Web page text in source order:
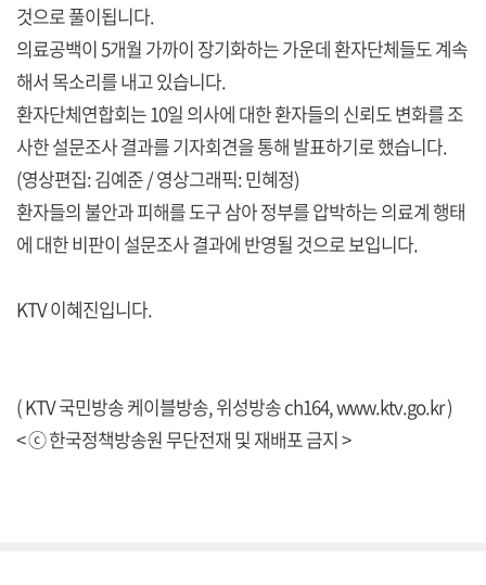
것으로 풀이됩니다.
의료공백이 5개월 가까이 장기화하는 가운데 환자단체들도 계속
해서 목소리를 내고 있습니다.
환자단체연합회는 10일 의사에 대한 환자들의 신뢰도 변화를 조
사한 설문조사 결과를 기자회견을 통해 발표하기로 했습니다.
(영상편집: 김예준 / 영상그래픽: 민혜정)
환자들의 불안과 피해를 도구 삼아 정부를 압박하는 의료계 행태
에 대한 비판이 설문조사 결과에 반영될 것으로 보입니다.
KTV 이혜진입니다.
( KTV 국민방송 케이블방송, 위성방송 ch164,www.ktv.go.kr)
< ⓒ 한국정책방송원 무단전재 및 재배포 금지 >